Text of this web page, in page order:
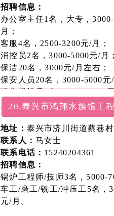
招聘信息：
办公室主任1名，大专，
月；
客服4名，2500-3200元/月；
消控员2名，3000-5000元/月；
保洁20名，3000元/月左右；
保安人员20名，3000-5000元/
绿化维护员6名，3000-5000
电工3名，3000-5000元/月。
20.泰兴市鸿翔水族馆工
地址： 泰兴市济川街道蔡巷村
联系人： 马女士
联系电话： 15240204361
招聘信息：
锅炉工程师/技师3名，5000-
车工/磨工/铣工/冲压工5名，
元/月。